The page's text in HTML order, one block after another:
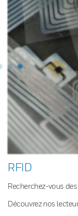
RFID
Recherchez-vous
Découvrez nos